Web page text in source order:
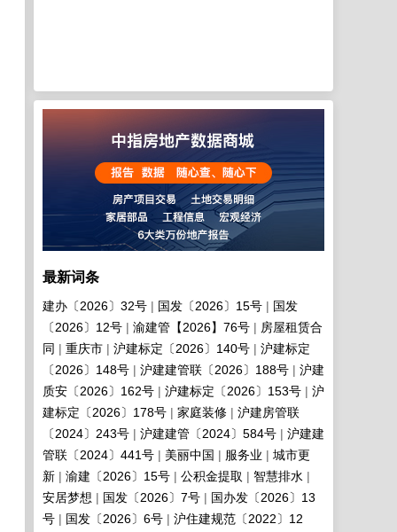
最新词条
建办〔2026〕32号 国发〔2026〕15号
国发
〔2026〕12号
渝建管【2026】76号
房屋租赁合
同
重庆市 沪建标定〔2026〕140号
沪建标定
〔2026〕148号
沪建建管联〔2026〕188号
沪建
质安〔2026〕162号
沪建标定〔2026〕153号
沪
建标定〔2026〕178号
家庭装修
沪建房管联
〔2024〕243号
沪建建管〔2024〕584号
沪建建
管联〔2024〕441号
美丽中国 服务业
城市更
新
渝建〔2026〕15号 公积金提取
智慧排水
安居梦想
国发〔2026〕7号
国办发〔2026〕13
号
国发〔2026〕6号
沪住建规范〔2022〕12